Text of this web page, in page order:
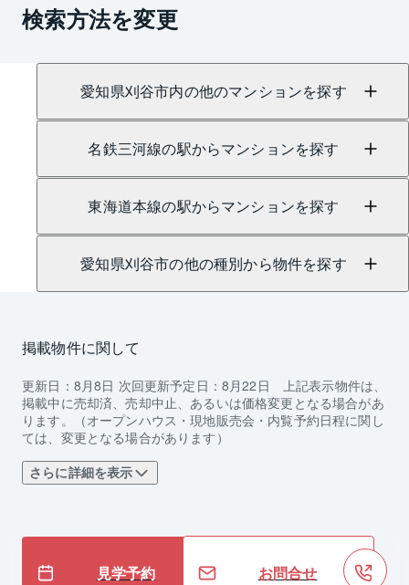
検索方法を変更
愛知県刈谷市内の他のマンションを探す
名鉄三河線の駅からマンションを探す
東海道本線の駅からマンションを探す
愛知県刈谷市の他の種別から物件を探す
掲載物件に関して
更新日： 8月8日 次回更新予定日： 8月22日
上記表示物件は、
掲載中に売却済、売却中止、あるいは価格変更となる場合があ
ります。（オープンハウス・現地販売会・内覧予約日程に関し
ては、変更となる場合があります）
さらに詳細を表示
見学予約 お問合せ